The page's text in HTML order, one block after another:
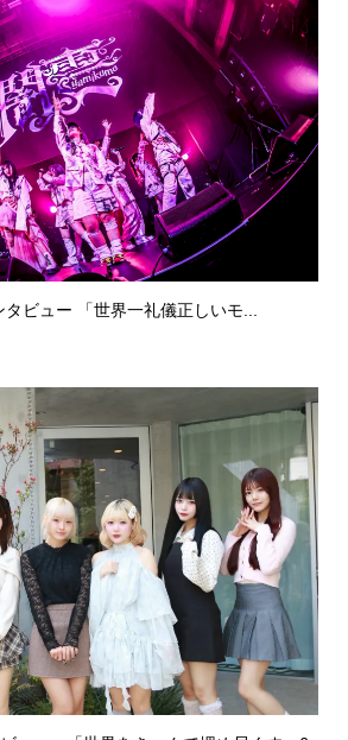
ビュー 「世界一礼儀正しいモ...